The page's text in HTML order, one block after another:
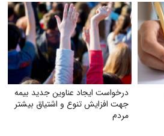
درخواست ایجاد عناوین جدید بیمه
جهت افزایش تنوع و اشتیاق بیشتر
مردم